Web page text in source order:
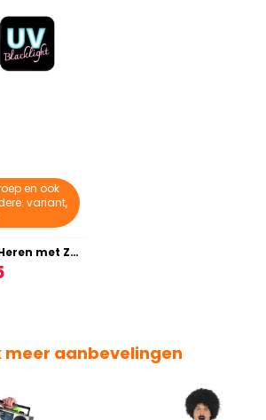
en ook
variant,
Fout Trainingspak Heren met Zakken
meer aanbevelingen